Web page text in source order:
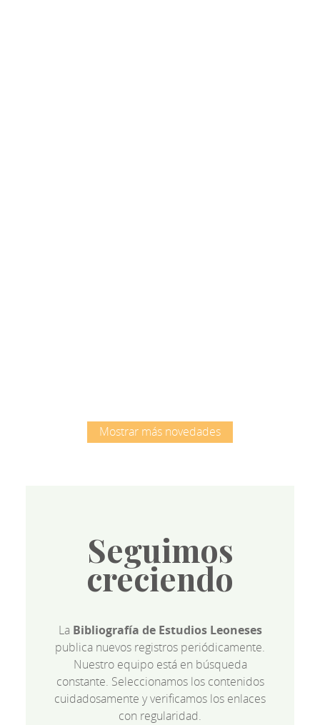
Mostrar más novedades
Seguimos
creciendo
La Bibliografía de Estudios Leoneses
publica nuevos registros periódicamente.
Nuestro equipo está en búsqueda
constante. Seleccionamos los contenidos
cuidadosamente y verificamos los enlaces
con regularidad.